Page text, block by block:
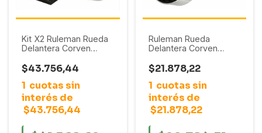
Kit X2 Ruleman Rueda
Delantera Corven
Ventra (39X72X37)
S/ABS
$43.756,44
1 cuotas sin
interés de
$43.756,44
Ruleman Rueda
Delantera Corven
Vectra (39X72X37)
S/ABS
$21.878,22
1 cuotas sin
interés de
$21.878,22